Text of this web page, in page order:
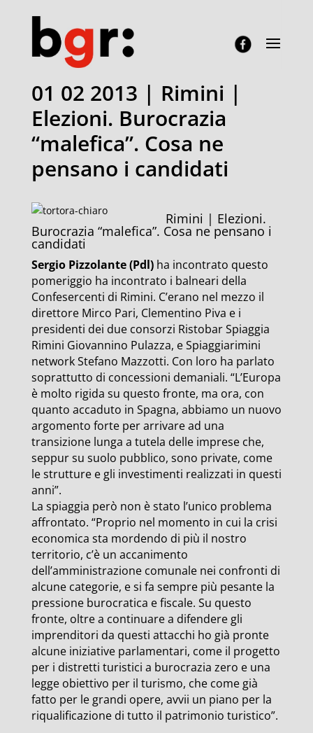
01 02 2013 | Rimini |
Elezioni. Burocrazia
“malefica”. Cosa ne
pensano i candidati
Rimini | Elezioni.
Burocrazia “malefica”. Cosa ne pensano i
candidati
Sergio Pizzolante (Pdl)ha incontrato questo
pomeriggio ha incontrato i balneari della
Confesercenti di Rimini. C’erano nel mezzo il
direttore Mirco Pari, Clementino Piva e i
presidenti dei due consorzi Ristobar Spiaggia
Rimini Giovannino Pulazza, e Spiaggiarimini
network Stefano Mazzotti. Con loro ha parlato
soprattutto di concessioni demaniali. “L’Europa
è molto rigida su questo fronte, ma ora, con
quanto accaduto in Spagna, abbiamo un nuovo
argomento forte per arrivare ad una
transizione lunga a tutela delle imprese che,
seppur su suolo pubblico, sono private, come
le strutture e gli investimenti realizzati in questi
anni”.
La spiaggia però non è stato l’unico problema
affrontato. “Proprio nel momento in cui la crisi
economica sta mordendo di più il nostro
territorio, c’è un accanimento
dell’amministrazione comunale nei confronti di
alcune categorie, e si fa sempre più pesante la
pressione burocratica e fiscale. Su questo
fronte, oltre a continuare a difendere gli
imprenditori da questi attacchi ho già pronte
alcune iniziative parlamentari, come il progetto
per i distretti turistici a burocrazia zero e una
legge obiettivo per il turismo, che come già
fatto per le grandi opere, avvii un piano per la
riqualificazione di tutto il patrimonio turistico”.